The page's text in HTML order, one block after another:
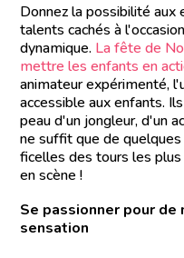
Donnez la possibilité aux
talents cachés à
dynamique. La fête de
mettre les enfants en
animateur expérimenté,
accessible aux enfants.
peau d'un jongleur, d'un
ne suffit que de
ficelles des tours les
en scène !
Se passionner pour
sensation